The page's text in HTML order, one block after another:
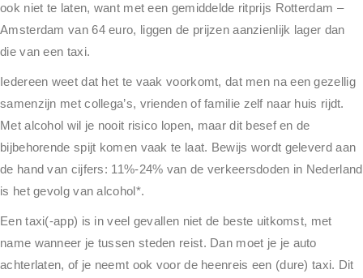
ook niet te laten, want met een gemiddelde ritprijs Rotterdam –
Amsterdam van 64 euro, liggen de prijzen aanzienlijk lager dan
die van een taxi.
Iedereen weet dat het te vaak voorkomt, dat men na een gezellig
samenzijn met collega’s, vrienden of familie zelf naar huis rijdt.
Met alcohol wil je nooit risico lopen, maar dit besef en de
bijbehorende spijt komen vaak te laat. Bewijs wordt geleverd aan
de hand van cijfers: 11%-24% van de verkeersdoden in Nederland
is het gevolg van alcohol*.
Een taxi(-app) is in veel gevallen niet de beste uitkomst, met
name wanneer je tussen steden reist. Dan moet je je auto
achterlaten, of je neemt ook voor de heenreis een (dure) taxi. Dit